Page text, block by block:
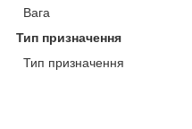
Вага
Тип призначення
Тип призначення